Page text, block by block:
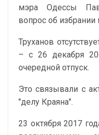
мэра Одессы
вопрос об
Труханов
– с 26 декабря
очередной отпуск.
Это связывали с
"делу Краяна".
23 октября 2017